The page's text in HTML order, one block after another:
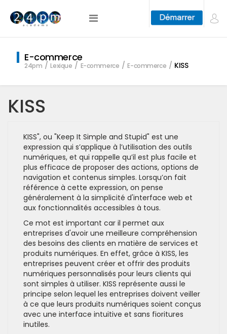
E-commerce
24pm Lexique E-commerce E-commerce KISS
KISS
KISS", ou "Keep It Simple and Stupid" est une
expression qui s’applique à l’utilisation des outils
numériques, et qui rappelle qu’il est plus facile et
plus efficace de proposer des actions, options de
navigation et contenus simples. Lorsqu’on fait
référence à cette expression, on pense
généralement à la simplicité d'interface web et
aux fonctionnalités accessibles à tous.
Ce mot est important car il permet aux
entreprises d'avoir une meilleure compréhension
des besoins des clients en matière de services et
produits numériques. En effet, grâce à KISS, les
entreprises peuvent créer et offrir des produits
numériques personnalisés pour leurs clients qui
sont simples à utiliser. KISS représente aussi le
principe selon lequel les entreprises doivent veiller
à ce que leurs produits numériques soient conçus
avec une interface intuitive et sans fioritures
inutiles.